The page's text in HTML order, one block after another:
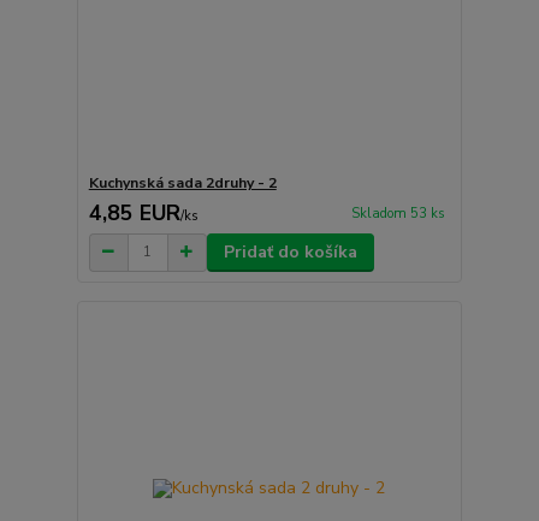
Kuchynská sada 2druhy - 2
4,85 EUR/ks Skladom 53 ks
Pridať do košíka